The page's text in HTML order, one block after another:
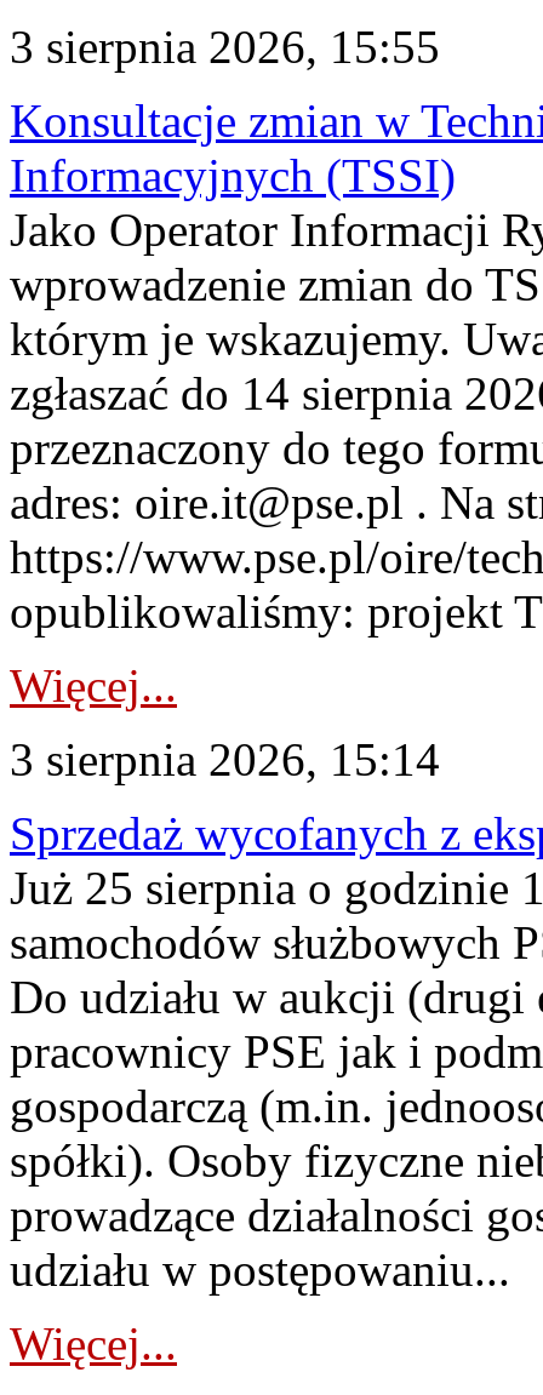
3 sierpnia 2026, 15:55
Konsultacje zmian w
Informacyjnych (TSSI)
Jako Operator Informacji
wprowadzenie zmian do
którym je wskazujemy.
zgłaszać do 14 sierpnia
przeznaczony do tego
adres: oire.it@pse.pl . Na
https://www.pse.pl/oire/
opublikowaliśmy: projekt
Więcej...
3 sierpnia 2026, 15:14
Sprzedaż wycofanych z
Już 25 sierpnia o godzinie
samochodów służbowych
Do udziału w aukcji (drugi
pracownicy PSE jak i
gospodarczą (m.in.
spółki). Osoby fizyczne
prowadzące działalności
udziału w postępowaniu...
Więcej...